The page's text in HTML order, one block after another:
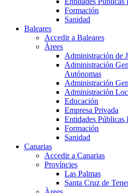
Formación
Sanidad
Baleares
Accedir a Baleares
Àrees
Administración de
Administración
Autónomas
Administración
Administración
Educación
Empresa Privada
Entidades Públicas
Formación
Sanidad
Canarias
Accedir a Canarias
Províncies
Las Palmas
Santa Cruz de